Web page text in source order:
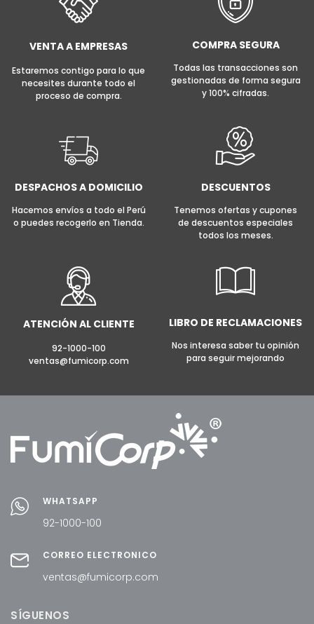
VENTA A EMPRESAS
Estaremos contigo para lo que
necesites durante todo el
proceso de compra.
COMPRA SEGURA
Todas las transacciones son
gestionadas de forma segura
y 100% cifradas.
DESPACHOS A DOMICILIO
Hacemos envíos a todo el Perú
o puedes recogerlo en Tienda.
DESCUENTOS
Tenemos ofertas y cupones
de descuentos especiales
todos los meses.
ATENCIÓN AL CLIENTE
92-1000-100
ventas@fumicorp.com
LIBRO DE RECLAMACIONES
Nos interesa saber tu opinión
para seguir mejorando
WHATSAPP
92-1000-100
CORREO ELECTRÓNICO
ventas@fumicorp.com
SÍGUENOS